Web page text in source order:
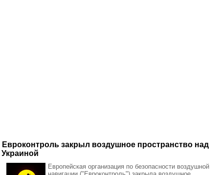
Евроконтроль закрыл воздушное пространство над
Украиной
Европейская организация по безопасности воздушной